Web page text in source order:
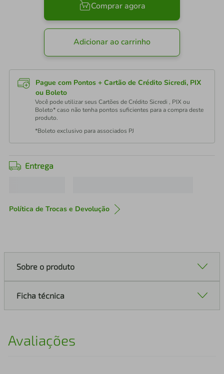
Comprar agora
Adicionar ao carrinho
Pague com Pontos + Cartão de Crédito Sicredi, PIX
ou Boleto
Você pode utilizar seus Cartões de Crédito Sicredi , PIX ou
Boleto* caso não tenha pontos suficientes para a compra deste
produto.
*Boleto exclusivo para associados PJ
Entrega
Política de Trocas e Devolução
Sobre o produto
Ficha técnica
Avaliações